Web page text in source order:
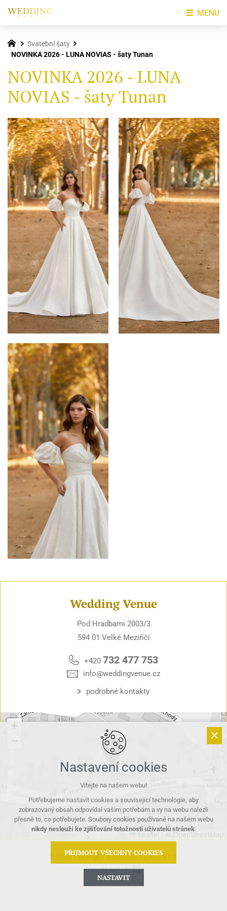
Svatební šaty
NOVINKA 2026 - LUNA NOVIAS - šaty Tunan
NOVINKA 2026 - LUNA
NOVIAS - šaty Tunan
Wedding Venue
Pod Hradbami 2003/3
594 01 Velké Meziříčí
+420 732 477 753
info@weddingvenue.cz
podrobné kontakty
Leaflet | © OpenStreetMap
© 2026 Copyright WEDDING VENUE s.r.o.
Vytvořil xart.cz
MENU
Nastavení cookies
Vítejte na našem webu!
Potřebujeme nastavit cookies a související technologie, aby
zobrazovaný obsah odpovídal vašim potřebám a vy na webu nalezli
přesně to, co potřebujete. Soubory cookies používané na našem webu
nikdy neslouží ke zjišťování totožnosti uživatelů stránek.
PŘIJMOUT VŠECHNY COOKIES
NASTAVIT